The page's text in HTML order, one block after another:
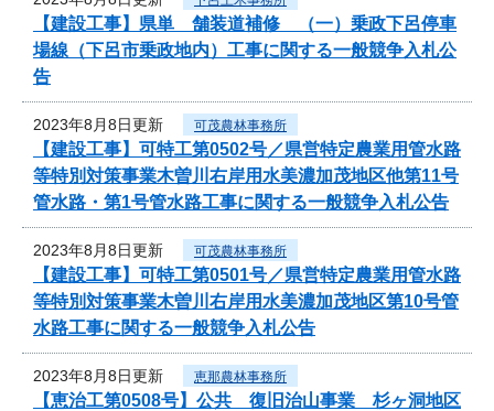
【建設工事】県単 舗装道補修 （一）乗政下呂停車
場線（下呂市乗政地内）工事に関する一般競争入札公
告
2023年8月8日更新 可茂農林事務所
【建設工事】可特工第0502号／県営特定農業用管水路
等特別対策事業木曽川右岸用水美濃加茂地区他第11号
管水路・第1号管水路工事に関する一般競争入札公告
2023年8月8日更新 可茂農林事務所
【建設工事】可特工第0501号／県営特定農業用管水路
等特別対策事業木曽川右岸用水美濃加茂地区第10号管
水路工事に関する一般競争入札公告
2023年8月8日更新 恵那農林事務所
【恵治工第0508号】公共 復旧治山事業 杉ヶ洞地区